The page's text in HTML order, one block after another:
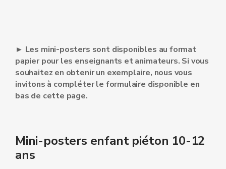
► Les mini-posters sont disponibles au format
papier pour les enseignants et animateurs. Si vous
souhaitez en obtenir un exemplaire, nous vous
invitons à compléter le formulaire disponible en
bas de cette page.
Mini-posters enfant piéton 10-12
ans